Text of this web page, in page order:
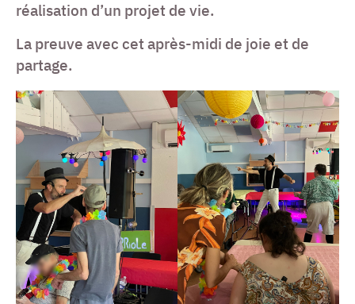
réalisation d’un projet de vie.
La preuve avec cet après-midi de joie et de
partage.